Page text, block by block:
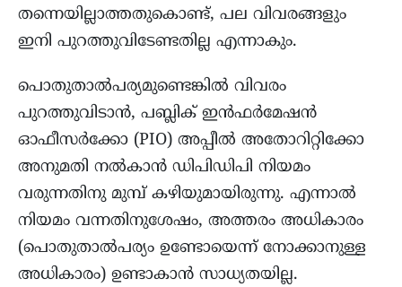
തന്നെയില്ലാത്തതുകൊണ്ട്, പല വിവരങ്ങളും
ഇനി പുറത്തുവിടേണ്ടതില്ല എന്നാകും.
പൊതുതാൽപര്യമുണ്ടെങ്കിൽ വിവരം
പുറത്തുവിടാൻ, പബ്ലിക് ഇൻഫർമേഷൻ
ഓഫീസർക്കോ (PIO) അപ്പീൽ അതോറിറ്റിക്കോ
അനുമതി നൽകാൻ ഡിപിഡിപി നിയമം
വരുന്നതിനു മുമ്പ് കഴിയുമായിരുന്നു. എന്നാൽ
നിയമം വന്നതിനുശേഷം, അത്തരം അധികാരം
(പൊതുതാൽപര്യം ഉണ്ടോയെന്ന് നോക്കാനുള്ള
അധികാരം) ഉണ്ടാകാൻ സാധ്യതയില്ല.